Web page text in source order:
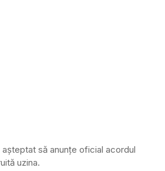
să anunțe oficial acordul
uzina.